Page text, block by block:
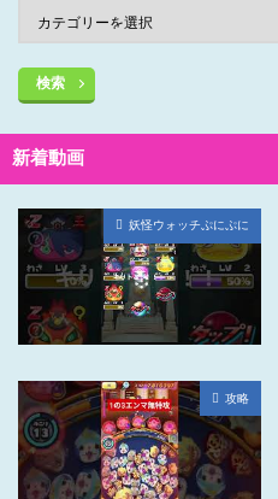
検索
新着動画
妖怪ウォッチぷにぷに
攻略